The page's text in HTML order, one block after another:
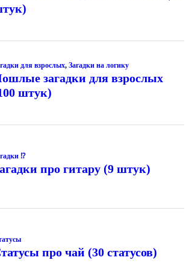
для взрослых, Загадки на логику
загадки для взрослых
штук)
⁉
про гитару (9 штук)
про чай (30 статусов)